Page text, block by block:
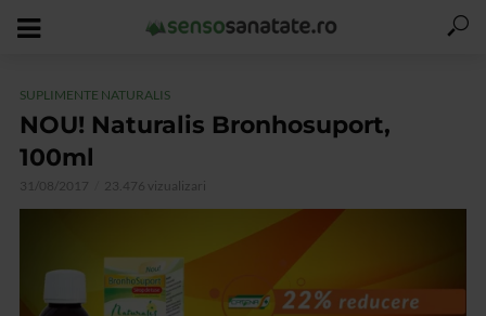
SUPLIMENTE NATURALIS
NOU! Naturalis Bronhosuport,
100ml
31/08/2017 23.476 vizualizari